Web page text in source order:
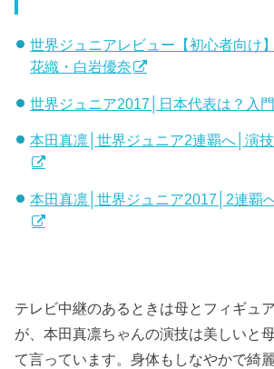
世界ジュニアレビュー【初心者向け
花織・白岩優奈
世界ジュニア2017│日本代表は？入
本田真凛│世界ジュニア2連覇へ│演
本田真凛│世界ジュニア2017│2連覇
テレビ中継のあるときは母とフィギュ
が、本田真凛ちゃんの演技は美しいと
て言っています。身体もしなやかで綺